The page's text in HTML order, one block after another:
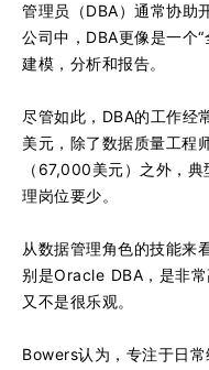
管理员（DBA）通常协助
公司中，DBA更像是一个
建模，分析和报告。
尽管如此，DBA的工作经
美元，除了数据质量工程
（67,000美元）之外，
理岗位要少。
从数据管理角色的技能来
别是Oracle DBA，是非常
又不是很乐观。
Bowers认为，专注于日